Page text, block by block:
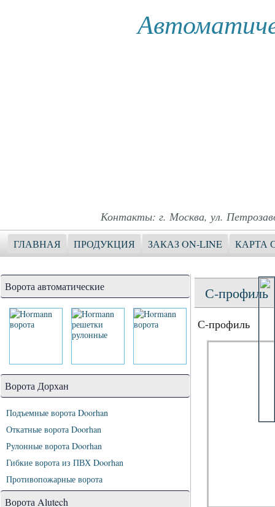
Контакты: г. Москва, ул.
ГЛАВНАЯ ПРОДУКЦИЯ ЗАКАЗ ON-LINE КАРТА
Ворота автоматические
Ворота Дорхан
Подъемные ворота Doorhan
Откатные ворота Doorhan
Рулонные ворота Doorhan
Гибкие ворота из ПВХ Doorhan
Противопожарные ворота
Ворота Alutech
С-профиль
С-профиль